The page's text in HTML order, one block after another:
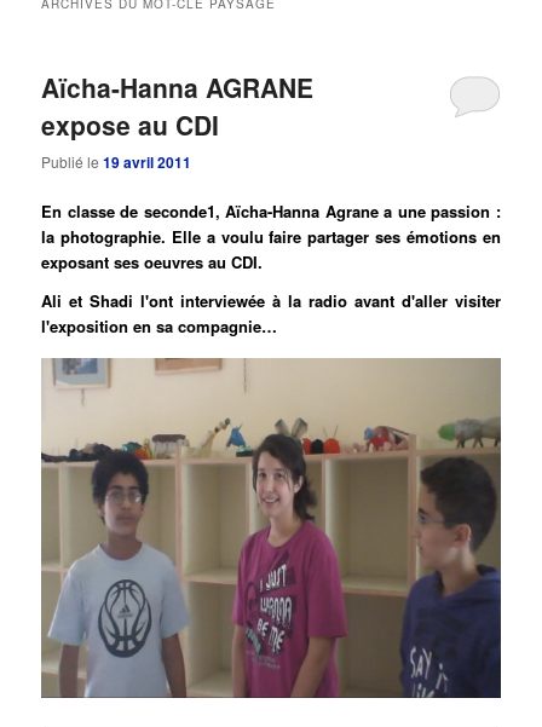
ARCHIVES DU MOT-CLÉ PAYSAGE
Aïcha-Hanna AGRANE
expose au CDI
Publié le19 avril 2011
En classe de seconde1, Aïcha-Hanna Agrane a une passion :
la photographie. Elle a voulu faire partager ses émotions en
exposant ses oeuvres au CDI.
Ali et Shadi l'ont interviewée à la radio avant d'aller visiter
l'exposition en sa compagnie…